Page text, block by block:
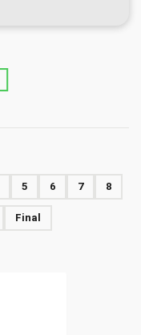
5 6 7 8
Final